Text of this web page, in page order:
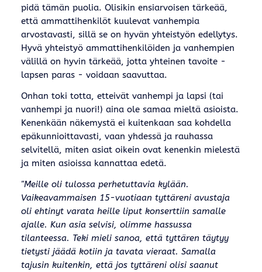
pidä tämän puolia. Olisikin ensiarvoisen tärkeää,
että ammattihenkilöt kuulevat vanhempia
arvostavasti, sillä se on hyvän yhteistyön edellytys.
Hyvä yhteistyö ammattihenkilöiden ja vanhempien
välillä on hyvin tärkeää, jotta yhteinen tavoite -
lapsen paras - voidaan saavuttaa.
Onhan toki totta, etteivät vanhempi ja lapsi (tai
vanhempi ja nuori!) aina ole samaa mieltä asioista.
Kenenkään näkemystä ei kuitenkaan saa kohdella
epäkunnioittavasti, vaan yhdessä ja rauhassa
selvitellä, miten asiat oikein ovat kenenkin mielestä
ja miten asioissa kannattaa edetä.
"Meille oli tulossa perhetuttavia kylään.
Vaikeavammaisen 15-vuotiaan tyttäreni avustaja
oli ehtinyt varata heille liput konserttiin samalle
ajalle. Kun asia selvisi, olimme hassussa
tilanteessa. Teki mieli sanoa, että tyttären täytyy
tietysti jäädä kotiin ja tavata vieraat. Samalla
tajusin kuitenkin, että jos tyttäreni olisi saanut